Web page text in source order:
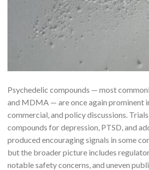
Psychedelic compounds — most
and MDMA — are once again prominent
commercial, and policy discussions.
compounds for depression, PTSD, and
produced encouraging signals in some
but the broader picture includes
notable safety concerns, and uneven